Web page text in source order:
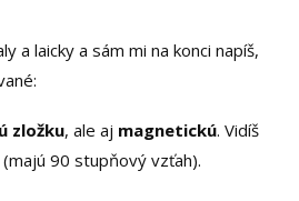
a laicky a sám mi na konci napíš,
zložku, ale aj magnetickú. Vidíš
90 stupňový vzťah).